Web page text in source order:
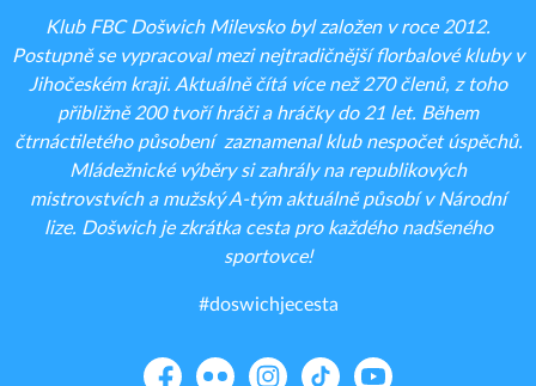
Klub FBC Došwich Milevsko byl založen v roce 2012.
Postupně se vypracoval mezi nejtradičnější florbalové kluby v
Jihočeském kraji. Aktuálně čítá více než 270 členů, z toho
přibližně 200 tvoří hráči a hráčky do 21 let. Během
čtrnáctiletého působení zaznamenal klub nespočet úspěchů.
Mládežnické výběry si zahrály na republikových
mistrovstvích a mužský A-tým aktuálně působí v Národní
lize. Došwich je zkrátka cesta pro každého nadšeného
sportovce!
#doswichjecesta